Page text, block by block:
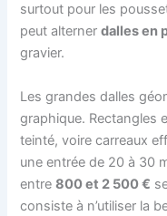
surtout pour les
peut alternerdalles en
gravier.
Les grandes dalles
graphique. Rectangles
teinté, voire carreaux
une entrée de 20 à 30
entre800 et 2 500 €
consiste à n’utiliser la